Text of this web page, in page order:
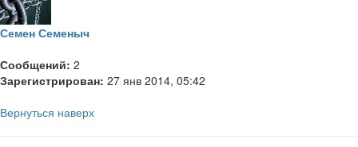
Семен Семеныч
Сообщений: 2
Зарегистрирован: 27 янв 2014, 05:42
Вернуться наверх